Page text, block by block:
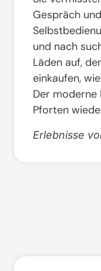
Gespräch
und nach
Läden auf,
einkaufen,
Der
Pforten
Erlebnisse